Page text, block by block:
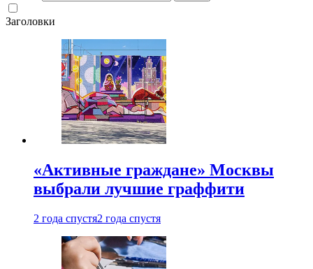
Заголовки
«Активные граждане» Москвы
выбрали лучшие граффити
2 года спустя2 года спустя